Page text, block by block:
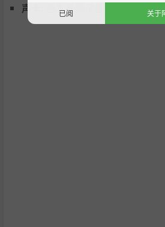
你并肩作战。
声卡:
基本音频设备
已阅
关于